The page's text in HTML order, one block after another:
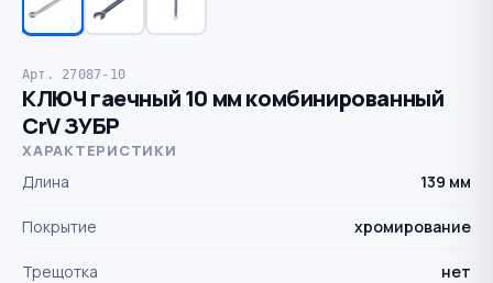
Арт. 27087-10
КЛЮЧ гаечный 10 мм комбинированный
CrV ЗУБР
ХАРАКТЕРИСТИКИ
Длина 139 мм
Покрытие хромирование
Трещотка нет